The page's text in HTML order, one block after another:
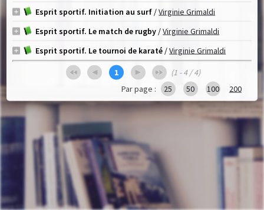
Esprit sportif. Initiation au surf /Virginie Grimaldi
Esprit sportif. Le match de rugby /Virginie Grimaldi
Esprit sportif. Le tournoi de karaté /Virginie Grimaldi
1
(1 - 4 / 4)
Par page :
25 50 100 200